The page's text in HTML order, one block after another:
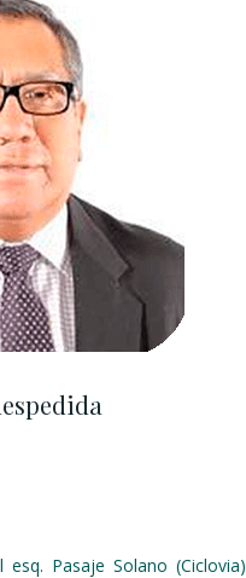
esq. Pasaje Solano (Ciclovia)